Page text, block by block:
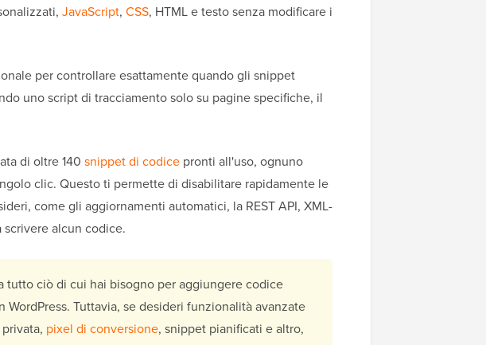
JavaScript, CSS, HTML e testo senza modificare i
per controllare esattamente quando gli snippet
uno script di tracciamento solo su pagine specifiche, il
di oltre 140 snippet di codice pronti all'uso, ognuno
clic. Questo ti permette di disabilitare rapidamente le
come gli aggiornamenti automatici, la REST API, XML-
scrivere alcun codice.
tutto ciò di cui hai bisogno per aggiungere codice
Tuttavia, se desideri funzionalità avanzate
pixel di conversione, snippet pianificati e altro,